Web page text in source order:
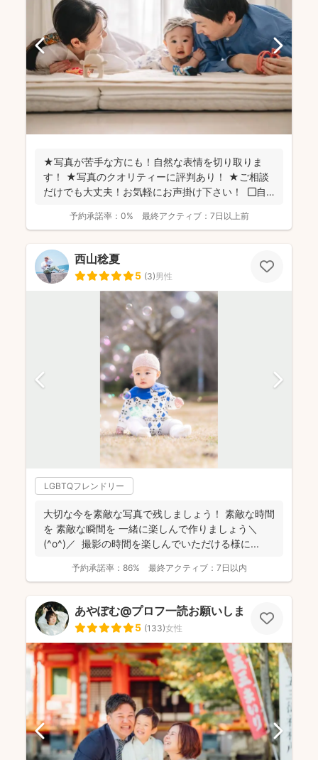
★写真が苦手な方にも！自然な表情を切り取りま
す！ ★写真のクオリティーに評判あり！ ★ご相談
だけでも大丈夫！お気軽にお声掛け下さい！ ◼︎自
予約承諾率： 0% 最終アクティブ： 7日以上前
西山稔夏
5 (3)男性
LGBTQフレンドリー
大切な今を素敵な写真で残しましょう！ 素敵な時間
を 素敵な瞬間を 一緒に楽しんで作りましょう＼
(^o^)／ 撮影の時間を楽しんでいただける様に...
予約承諾率： 86% 最終アクティブ： 7日以内
あやぽむ@プロフ一読お願いします⭕️
5 (133)女性